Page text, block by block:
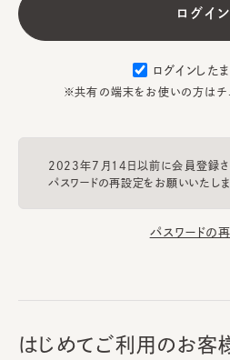
ログインした
※共有の端末をお使いの方はチ
2023年7月14日以前に会員登録さ
パスワードの再設定をお願いいたしま
パスワードの
はじめてご利用のお客